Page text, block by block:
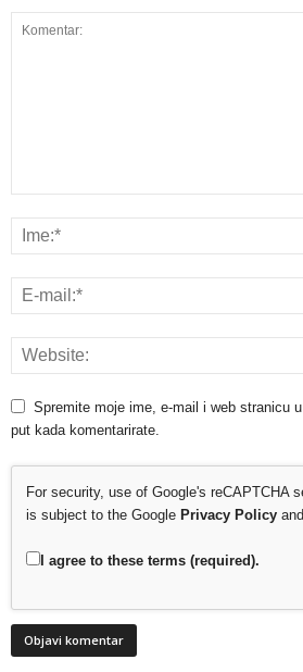
Spremite moje ime, e-mail i web stranicu
put kada komentarirate.
For security, use of Google's reCAPTCHA
is subject to the Google Privacy Policy and
I agree to these terms (required).